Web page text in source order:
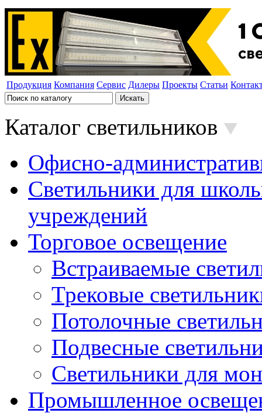
Продукция Компания Сервис Дилеры Проекты Статьи
Каталог светильников
Офисно-
Светильники для
учреждений
Торговое освещение
Встраиваемые
Трековые
Потолочные
Подвесные
Светильники для
Промышленное